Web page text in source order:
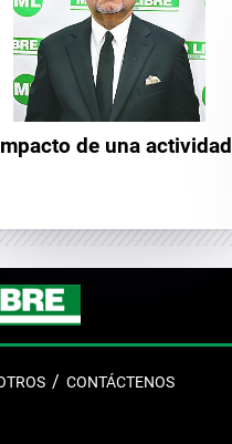
de una actividad
CONTÁCTENOS